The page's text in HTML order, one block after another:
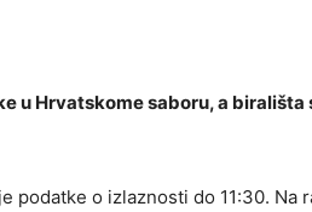
u Hrvatskome saboru, a
podatke o izlaznosti do 11:30. Na